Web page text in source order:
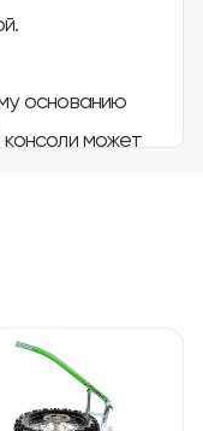
основанию
может
для
шарниром